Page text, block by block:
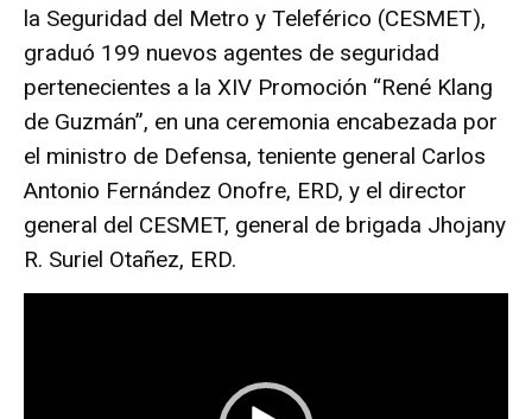
la Seguridad del Metro y Teleférico (CESMET),
graduó 199 nuevos agentes de seguridad
pertenecientes a la XIV Promoción “René Klang
de Guzmán”, en una ceremonia encabezada por
el ministro de Defensa, teniente general Carlos
Antonio Fernández Onofre, ERD, y el director
general del CESMET, general de brigada Jhojany
R. Suriel Otañez, ERD.